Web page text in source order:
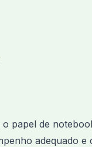
papel de
adequado